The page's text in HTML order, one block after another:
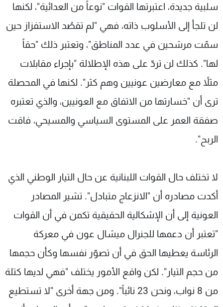
سلبية جديدة، اعتبرتها القوات "نوعاً من العدائية"، لكنها
لن تلجأ إلى الأسلوب ذاته، فهي "لم تقصُد الاستفزاز حين
سمّت مرشحين في عدد المناطق"، وتعتبر ذلك "حقاً
لها". كذلك لن تردّ على هذه الإطلالة "بإجراء مقابلات
مثلاً مع معارضين عونيين وهم كثر". لكنها في المحصلة
ترى أن "خسارتها من الاتفاق مع العونيين، والذي تعتبره
صفقة العمر على المستوى السياسي والمسيحي، فاقت
الربح".
لا تختلف حال القوات اللبنانية عن حال التيار الوطني الذي
أكدت مصادره أن "الانزعاج متبادل". تشير المصادر
العونية إلى أن الإشكالية الحقيقية تكمن في أن القوات
"تعتبر أن دعمها للجنرال ميشال عون في معركة
الرئاسة يعطيها الحق في أن تصوّر نفسها وكأن حجمها
من حجم التيار". لكن واقع الأمور يختلف "فهي لديها كتلة
من 8 نواب، ونحن 23 نائباً". ومن جهة أخرى "لا تستطيع